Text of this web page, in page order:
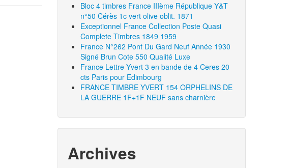
Bloc 4 timbres France IIIème République Y&T
n°50 Cérès 1c vert olive oblit. 1871
Exceptionnel France Collection Poste Quasi
Complete Timbres 1849 1959
France N°262 Pont Du Gard Neuf Année 1930
Signé Brun Cote 550 Qualité Luxe
France Lettre Yvert 3 en bande de 4 Ceres 20
cts Paris pour Edimbourg
FRANCE TIMBRE YVERT 154 ORPHELINS DE
LA GUERRE 1F+1F NEUF sans charnière
Archives